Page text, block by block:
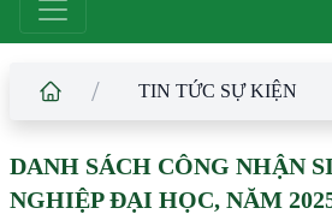
/ TIN TỨC SỰ KIỆN
DANH SÁCH CÔNG NHẬN
NGHIỆP ĐẠI HỌC, NĂM